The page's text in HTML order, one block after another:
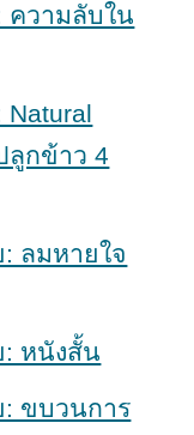
วามลับใน
ลูกข้าว 4
ลมหายใจ
หนังสั้น
ขบวนการ